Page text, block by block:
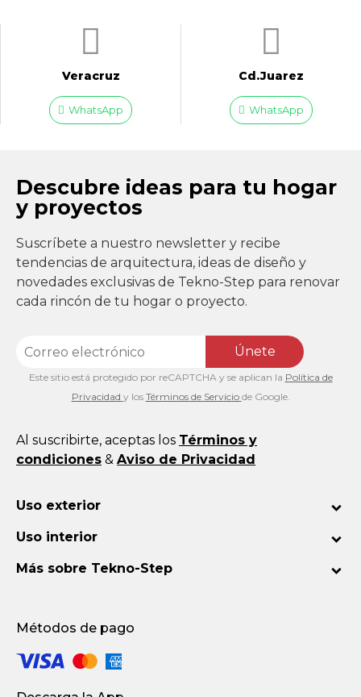
Veracruz
WhatsApp
Cd.Juarez
WhatsApp
Descubre ideas para tu hogar
y proyectos
Suscríbete a nuestro newsletter y recibe
tendencias de arquitectura, ideas de diseño y
novedades exclusivas de Tekno-Step para renovar
cada rincón de tu hogar o proyecto.
Únete
Este sitio está protegido por reCAPTCHA y se aplican la Política de
Privacidad y los Términos de Servicio de Google.
Al suscribirte, aceptas los Términos y
condiciones & Aviso de Privacidad
Uso exterior
Uso interior
Más sobre Tekno-Step
Métodos de pago